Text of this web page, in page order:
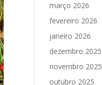
março 2026
fevereiro 2026
janeiro 2026
dezembro 2025
novembro 2025
outubro 2025